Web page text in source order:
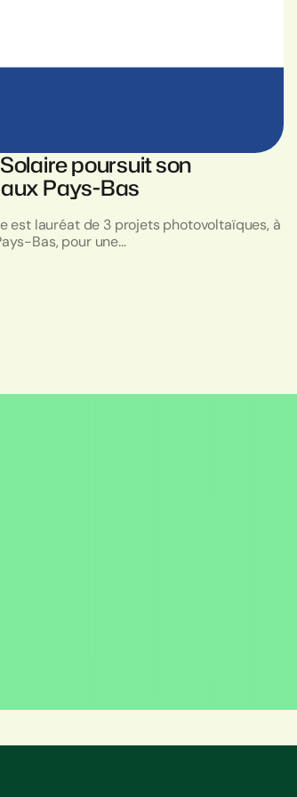
poursuit son
Pays-Bas
est lauréat de 3 projets photovoltaïques, à
Bas, pour une…